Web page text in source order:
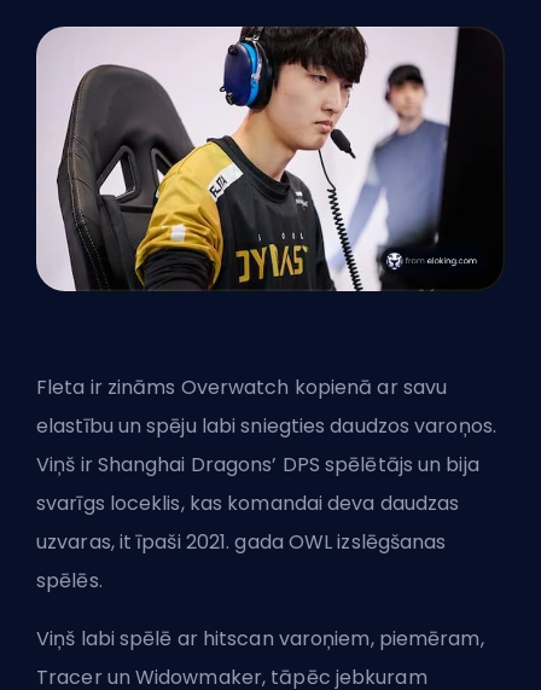
Fleta ir zināms Overwatch kopienā ar savu
elastību un spēju labi sniegties daudzos varoņos.
Viņš ir Shanghai Dragons’ DPS spēlētājs un bija
svarīgs loceklis, kas komandai deva daudzas
uzvaras, it īpaši 2021. gada OWL izslēgšanas
spēlēs.
Viņš labi spēlē ar hitscan varoņiem, piemēram,
Tracer un Widowmaker, tāpēc jebkuram